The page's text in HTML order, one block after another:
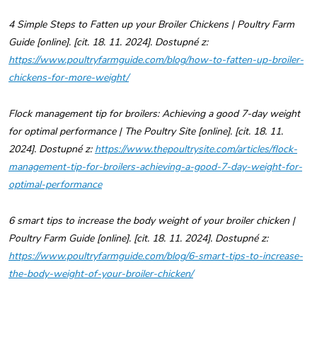
4 Simple Steps to Fatten up your Broiler Chickens | Poultry Farm
Guide [online]. [cit. 18. 11. 2024]. Dostupné z:
https://www.poultryfarmguide.com/blog/how-to-fatten-up-broiler-
chickens-for-more-weight/
Flock management tip for broilers: Achieving a good 7-day weight
for optimal performance | The Poultry Site [online]. [cit. 18. 11.
2024]. Dostupné z: https://www.thepoultrysite.com/articles/flock-
management-tip-for-broilers-achieving-a-good-7-day-weight-for-
optimal-performance
6 smart tips to increase the body weight of your broiler chicken |
Poultry Farm Guide [online]. [cit. 18. 11. 2024]. Dostupné z:
https://www.poultryfarmguide.com/blog/6-smart-tips-to-increase-
the-body-weight-of-your-broiler-chicken/